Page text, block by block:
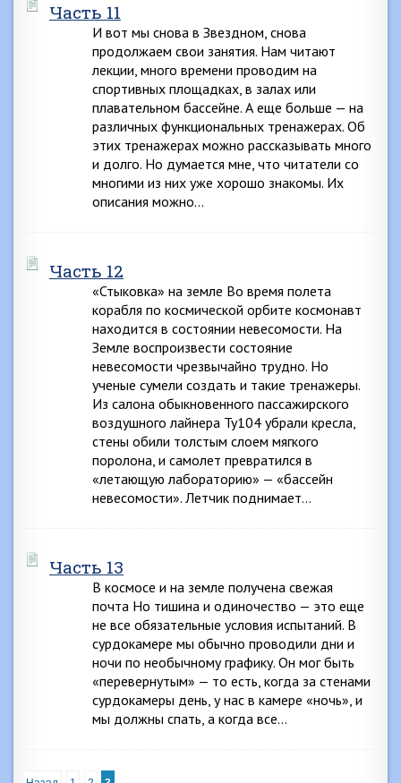
Часть 11
И вот мы снова в Звездном, снова
продолжаем свои занятия. Нам читают
лекции, много времени проводим на
спортивных площадках, в залах или
плавательном бассейне. А еще больше — на
различных функциональных тренажерах. Об
этих тренажерах можно рассказывать много
и долго. Но думается мне, что читатели со
многими из них уже хорошо знакомы. Их
описания можно…
Часть 12
«Стыковка» на земле Во время полета
корабля по космической орбите космонавт
находится в состоянии невесомости. На
Земле воспроизвести состояние
невесомости чрезвычайно трудно. Но
ученые сумели создать и такие тренажеры.
Из салона обыкновенного пассажирского
воздушного лайнера Ту104 убрали кресла,
стены обили толстым слоем мягкого
поролона, и самолет превратился в
«летающую лабораторию» — «бассейн
невесомости». Летчик поднимает…
Часть 13
В космосе и на земле получена свежая
почта Но тишина и одиночество — это еще
не все обязательные условия испытаний. В
сурдокамере мы обычно проводили дни и
ночи по необычному графику. Он мог быть
«перевернутым» — то есть, когда за стенами
сурдокамеры день, у нас в камере «ночь», и
мы должны спать, а когда все…